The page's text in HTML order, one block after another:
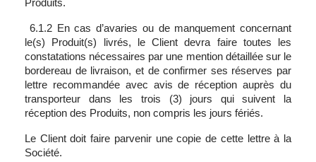
6.1.2 En cas d’avaries ou de manquement concernant
le(s) Produit(s) livrés, le Client devra faire toutes les
constatations nécessaires par une mention détaillée sur le
bordereau de livraison, et de confirmer ses réserves par
lettre recommandée avec avis de réception auprès du
transporteur dans les trois (3) jours qui suivent la
réception des Produits, non compris les jours fériés.
Le Client doit faire parvenir une copie de cette lettre à la
Société.